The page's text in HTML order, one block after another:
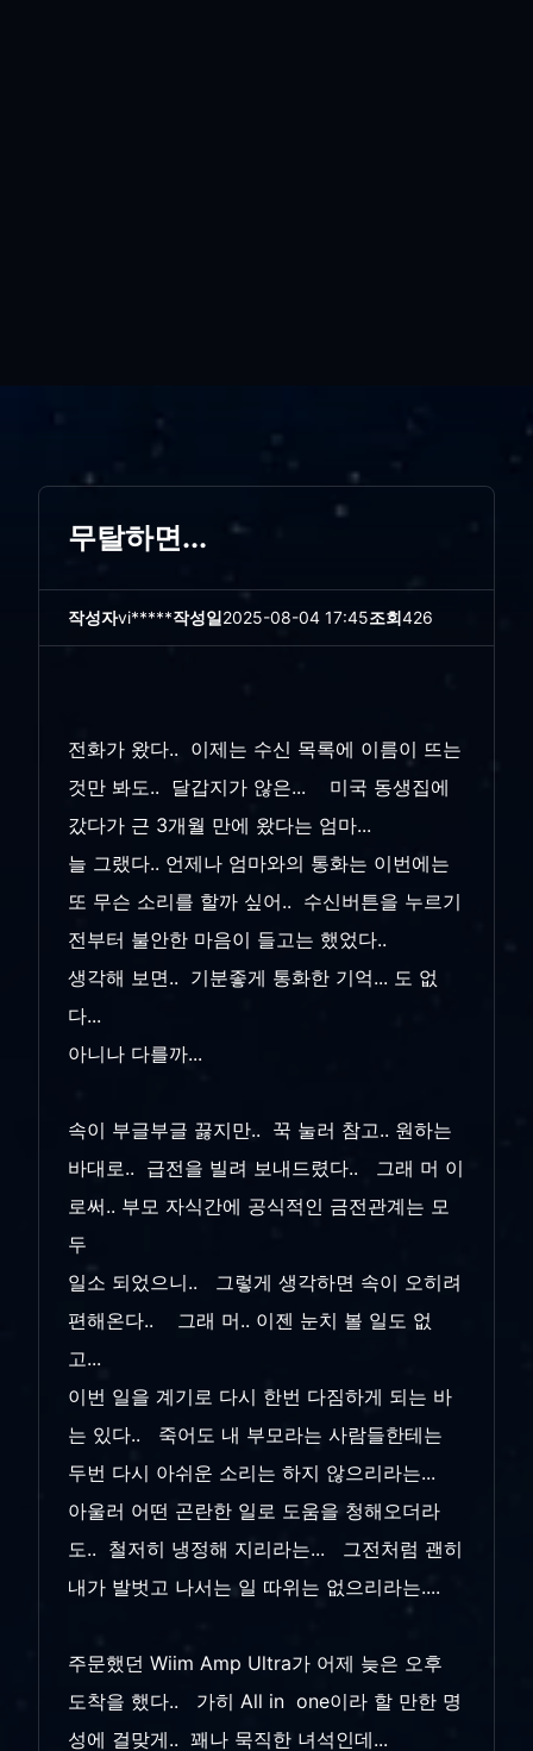
무탈하면...
작성자vi*****작성일2025-08-04 17:45조회426
전화가 왔다.. 이제는 수신 목록에 이름이 뜨는
것만 봐도.. 달갑지가 않은... 미국 동생집에
갔다가 근 3개월 만에 왔다는 엄마...
늘 그랬다.. 언제나 엄마와의 통화는 이번에는
또 무슨 소리를 할까 싶어.. 수신버튼을 누르기
전부터 불안한 마음이 들고는 했었다..
생각해 보면.. 기분좋게 통화한 기억... 도 없
다...
아니나 다를까...
속이 부글부글 끓지만.. 꾹 눌러 참고.. 원하는
바대로.. 급전을 빌려 보내드렸다.. 그래 머 이
로써.. 부모 자식간에 공식적인 금전관계는 모
두
일소 되었으니.. 그렇게 생각하면 속이 오히려
편해온다.. 그래 머.. 이젠 눈치 볼 일도 없
고...
이번 일을 계기로 다시 한번 다짐하게 되는 바
는 있다.. 죽어도 내 부모라는 사람들한테는
두번 다시 아쉬운 소리는 하지 않으리라는...
아울러 어떤 곤란한 일로 도움을 청해오더라
도.. 철저히 냉정해 지리라는... 그전처럼 괜히
내가 발벗고 나서는 일 따위는 없으리라는....
주문했던 Wiim Amp Ultra가 어제 늦은 오후
도착을 했다.. 가히 All in one이라 할 만한 명
성에 걸맞게.. 꽤나 묵직한 녀석인데...